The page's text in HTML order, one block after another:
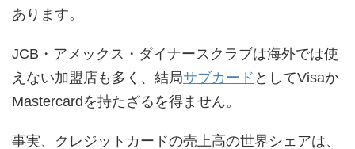
あります。
JCB・アメックス・ダイナースクラブは海外では使
えない加盟店も多く、結局サブカード としてVisaか
Mastercardを持たざるを得ません。
事実、クレジットカードの売上高の世界シェアは、